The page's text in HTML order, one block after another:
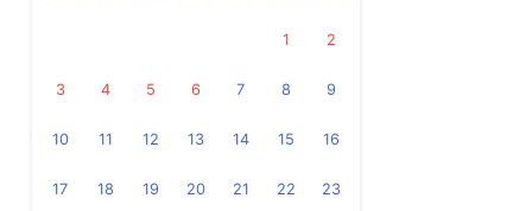
1 2
3 4 5 6 7 8 9
10 11 12 13 14 15 16
17 18 19 20 21 22 23